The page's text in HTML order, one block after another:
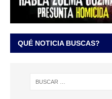
QUÉ NOTICIA BUSCAS?